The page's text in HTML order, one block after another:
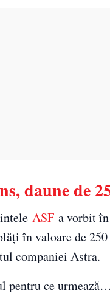
daune de
ASF a vorbit
în valoare de
companiei Astra.
pentru ce